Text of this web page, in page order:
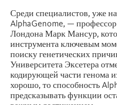
Среди специалистов, уже
AlphaGenome, — профессор
Лондона Марк Мансур,
инструмента ключевым
поиску генетических
Университета Эксетера
кодирующей части генома
хорошо, то способность
предсказывать функции